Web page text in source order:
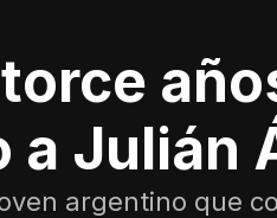
a Julián
argentino que